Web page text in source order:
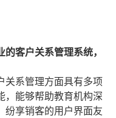
客户关系管理系统，
关系管理方面具有多项
，能够帮助教育机构深
纷享销客的用户界面友